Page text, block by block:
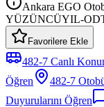
Ankara EGO
YÜZÜNCÜYIL-
Favorilere Ekle
482-7 Canlı
Öğren
482-7
Duyurularını Öğren